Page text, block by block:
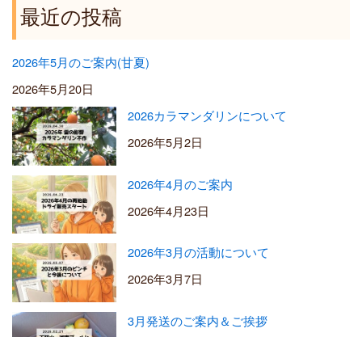
最近の投稿
2026年5月のご案内(甘夏)
2026年5月20日
2026カラマンダリンについて
2026年5月2日
2026年4月のご案内
2026年4月23日
2026年3月の活動について
2026年3月7日
3月発送のご案内＆ご挨拶